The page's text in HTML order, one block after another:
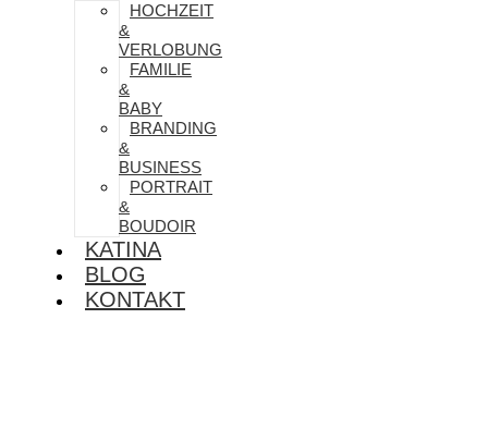
HOCHZEIT
&
VERLOBUNG
FAMILIE
&
BABY
BRANDING
&
BUSINESS
PORTRAIT
&
BOUDOIR
KATINA
BLOG
KONTAKT